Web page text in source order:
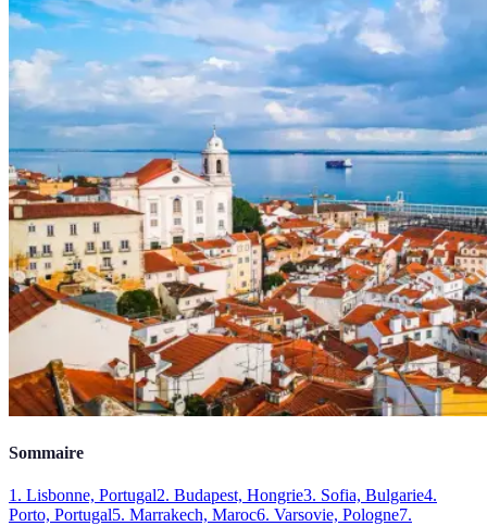
Sommaire
1. Lisbonne, Portugal2. Budapest, Hongrie3. Sofia, Bulgarie4.
Porto, Portugal5. Marrakech, Maroc6. Varsovie, Pologne7.